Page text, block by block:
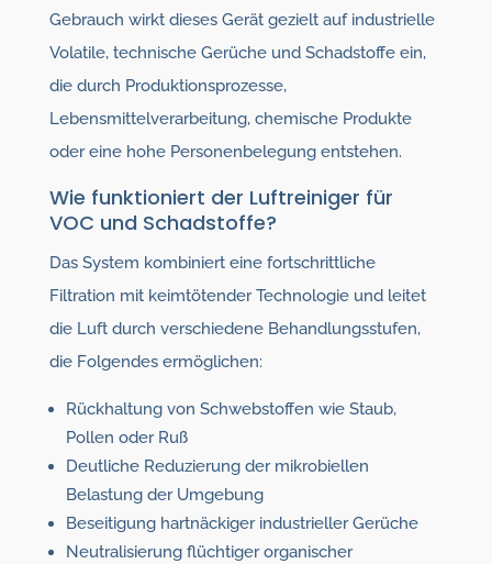
Gebrauch wirkt dieses Gerät gezielt auf industrielle
Volatile, technische Gerüche und Schadstoffe ein,
die durch Produktionsprozesse,
Lebensmittelverarbeitung, chemische Produkte
oder eine hohe Personenbelegung entstehen.
Wie funktioniert der Luftreiniger für
VOC und Schadstoffe?
Das System kombiniert eine fortschrittliche
Filtration mit keimtötender Technologie und leitet
die Luft durch verschiedene Behandlungsstufen,
die Folgendes ermöglichen:
Rückhaltung von Schwebstoffen wie Staub,
Pollen oder Ruß
Deutliche Reduzierung der mikrobiellen
Belastung der Umgebung
Beseitigung hartnäckiger industrieller Gerüche
Neutralisierung flüchtiger organischer